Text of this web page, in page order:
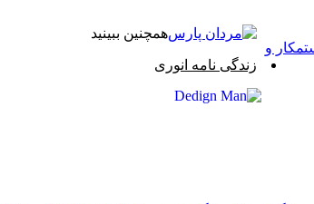
و
همچنین ببینید
زندگی نامه انوری